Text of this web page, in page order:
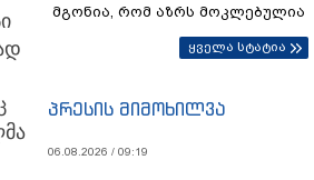
მგონია, რომ აზრს მოკლებულია
ყველა სტატია
პრესის მიმოხილვა
06.08.2026 / 09:19